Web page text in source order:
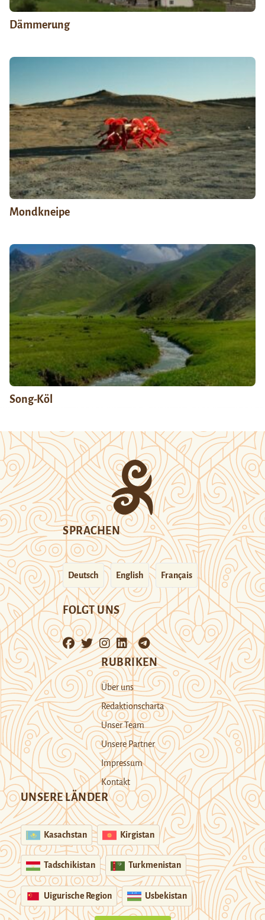
Dämmerung
Mondkneipe
Song-Köl
SPRACHEN
Deutsch English Français
FOLGT UNS
RUBRIKEN
Über uns
Redaktionscharta
Unser Team
Unsere Partner
Impressum
Kontakt
UNSERE LÄNDER
Kasachstan Kirgistan
Tadschikistan Turkmenistan
Uigurische Region Usbekistan